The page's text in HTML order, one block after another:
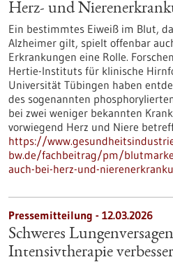
Herz- und
Ein bestimmtes Eiweiß im Blut,
Alzheimer gilt, spielt offenbar
Erkrankungen eine Rolle.
Hertie-Instituts für klinische
Universität Tübingen haben
des sogenannten
bei zwei weniger bekannten
vorwiegend Herz und Niere
https://
bw.de/fachbeitrag/pm/
auch-bei-herz-und-
Pressemitteilung - 12.03.2026
Schweres
Intensivtherapie